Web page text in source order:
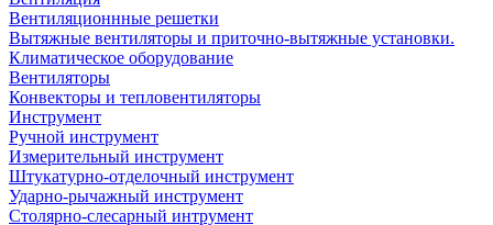
Вентиляционнные решетки
Вытяжные вентиляторы и приточно-вытяжные установки.
Климатическое оборудование
Вентиляторы
Конвекторы и тепловентиляторы
Инструмент
Ручной инструмент
Измерительный инструмент
Штукатурно-отделочный инструмент
Ударно-рычажный инструмент
Столярно-слесарный интрумент